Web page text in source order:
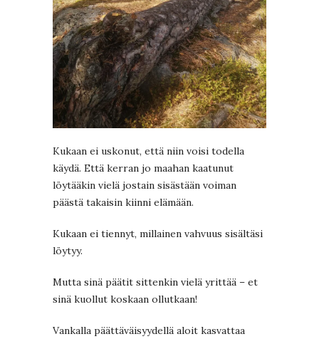
Kukaan ei uskonut, että niin voisi todella
käydä. Että kerran jo maahan kaatunut
löytääkin vielä jostain sisästään voiman
päästä takaisin kiinni elämään.
Kukaan ei tiennyt, millainen vahvuus sisältäsi
löytyy.
Mutta sinä päätit sittenkin vielä yrittää – et
sinä kuollut koskaan ollutkaan!
Vankalla päättäväisyydellä aloit kasvattaa